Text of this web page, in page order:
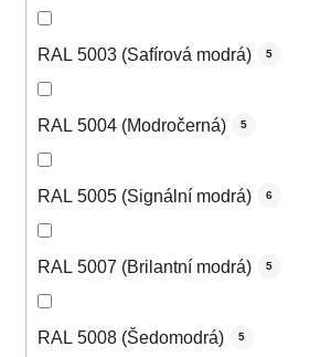
RAL 5003 (Safírová modrá) 5
RAL 5004 (Modročerná) 5
RAL 5005 (Signální modrá) 6
RAL 5007 (Brilantní modrá) 5
RAL 5008 (Šedomodrá) 5